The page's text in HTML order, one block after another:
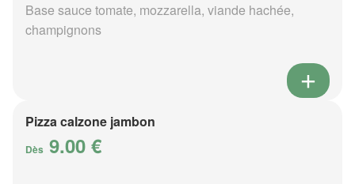
Base sauce tomate, mozzarella, viande hachée,
champignons
Pizza calzone jambon
Dès 9.00 €